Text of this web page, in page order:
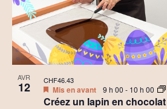
AVR
12
Créez un lapin en chocolat
Mis en avant 9 h 00 - 10 h 00
CHF46.43